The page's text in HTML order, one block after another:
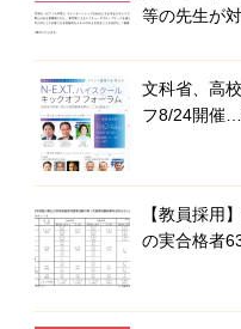
等の先生が
文科省、高
フ8/24開催
【教員採用
の実合格者